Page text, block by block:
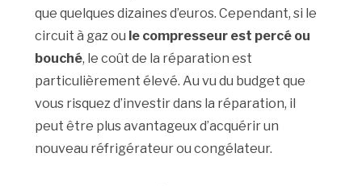
que quelques dizaines d’euros. Cependant, si le
circuit à gaz ou le compresseur est percé ou
bouché, le coût de la réparation est
particulièrement élevé. Au vu du budget que
vous risquez d’investir dans la réparation, il
peut être plus avantageux d’acquérir un
nouveau réfrigérateur ou congélateur.